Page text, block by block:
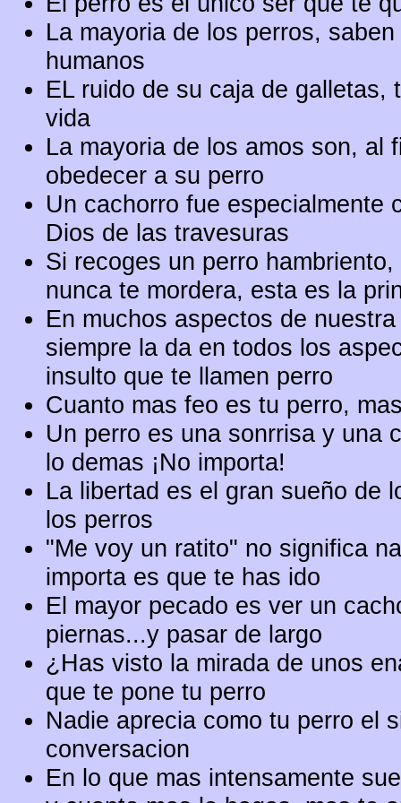
La mayoria de los perros,
humanos
EL ruido de su caja de galletas,
vida
La mayoria de los amos son, al
obedecer a su perro
Un cachorro fue especialmente
Dios de las travesuras
Si recoges un perro
nunca te mordera, esta es la
En muchos aspectos de
siempre la da en todos los
insulto que te llamen perro
Cuanto mas feo es tu perro,
Un perro es una sonrrisa y una
lo demas ¡No importa!
La libertad es el gran sueño de
los perros
"Me voy un ratito" no significa
importa es que te has ido
El mayor pecado es ver un
piernas...y pasar de largo
¿Has visto la mirada de unos
que te pone tu perro
Nadie aprecia como tu perro el
conversacion
En lo que mas intensamente